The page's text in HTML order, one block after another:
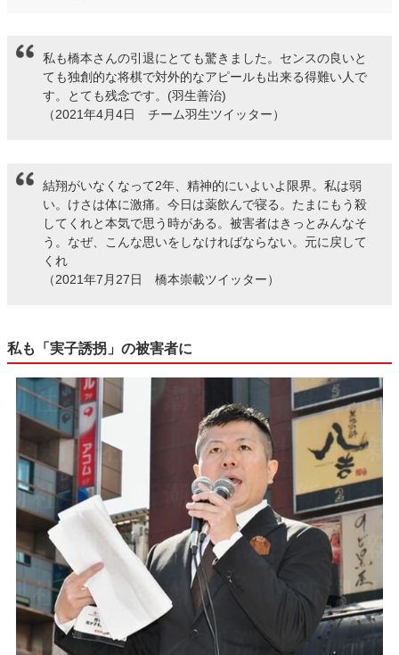
私も橋本さんの引退にとても驚きました。センスの良いと
ても独創的な将棋で対外的なアピールも出来る得難い人で
す。とても残念です。(羽生善治)
（2021年4月4日 チーム羽生ツイッター）
結翔がいなくなって2年、精神的にいよいよ限界。私は弱
い。けさは体に激痛。今日は薬飲んで寝る。たまにもう殺
してくれと本気で思う時がある。被害者はきっとみんなそ
う。なぜ、こんな思いをしなければならない。元に戻して
くれ
（2021年7月27日 橋本崇載ツイッター）
私も「実子誘拐」の被害者に